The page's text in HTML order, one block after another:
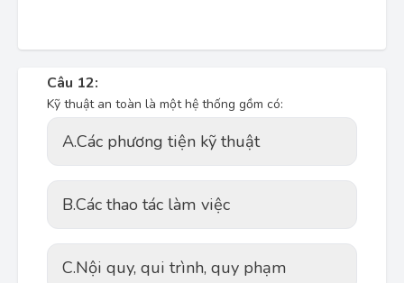
Câu 12:
Kỹ thuật an toàn là một hệ thống gồm có:
A.Các phương tiện kỹ thuật
B.Các thao tác làm việc
C.Nội quy, qui trình, quy phạm